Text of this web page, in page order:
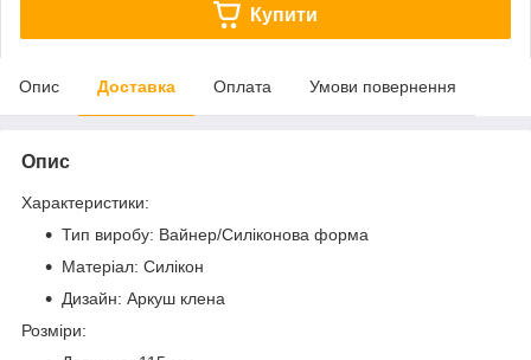
Купити
Опис Доставка Оплата Умови повернення
Опис
Характеристики:
Тип виробу: Вайнер/Силіконова форма
Матеріал: Силікон
Дизайн: Аркуш клена
Розміри: